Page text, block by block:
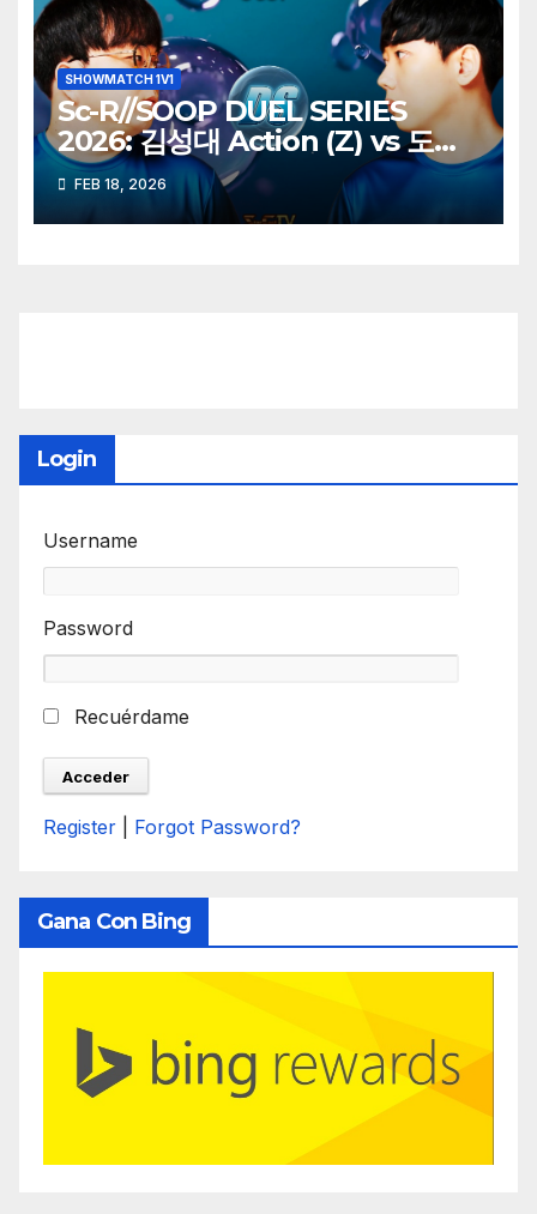
SHOWMATCH 1V1
Sc-R//SOOP DUEL SERIES
2026: 김성대 Action (Z) vs 도재
욱 Best (P)
FEB 18, 2026
Login
Username
Password
Recuérdame
Register Forgot Password?
Gana Con Bing